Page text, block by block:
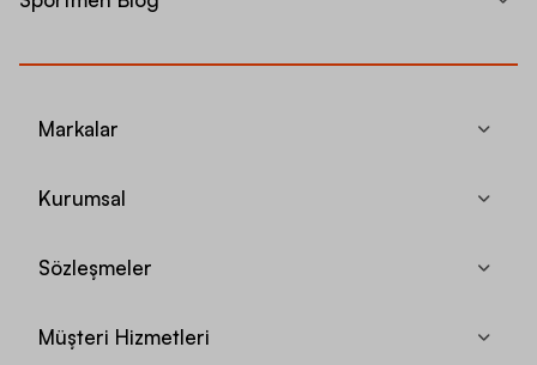
Markalar
Kurumsal
Sözleşmeler
Müşteri Hizmetleri